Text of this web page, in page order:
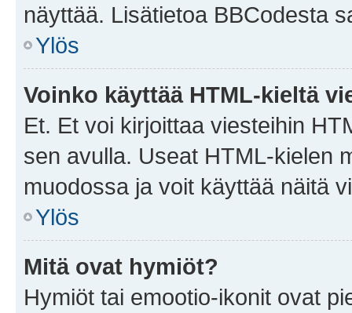
näyttää. Lisätietoa BBCodesta
Ylös
Voinko käyttää HTML-kieltä
Et. Et voi kirjoittaa viesteihin
sen avulla. Useat HTML-kielen
muodossa ja voit käyttää näitä
Ylös
Mitä ovat hymiöt?
Hymiöt tai emootio-ikonit ovat